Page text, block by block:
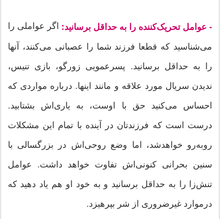
- عوامل تحریک‌کننده را به حداقل برسانید: اگر عواملی را
می‌شناسید که قطعا فرزند شما را عصبانی می‌کنند، آنها
را به حداقل برسانید. پسرعمویی زورگو، بازی تنیس،
ندیدن سریال مورد علاقه و مانند اینها. درباره مواردی که
احساس می‌کنید حق با اوست، به یاری‌اش بشتابید.
درست است که فرزندتان در آینده با تمام این مشکلات
روبه‌رو خواهدشد، اما وضع روحی‌اش در بزرگسالی با
سنین بحرانی کنونی‌اش تفاوت خواهد داشت. عوامل
تنش‌زا را به حداقل برسانید و به خود او هم یاد دهید که
درموارد غیرضروری از شر بپرهیزد.